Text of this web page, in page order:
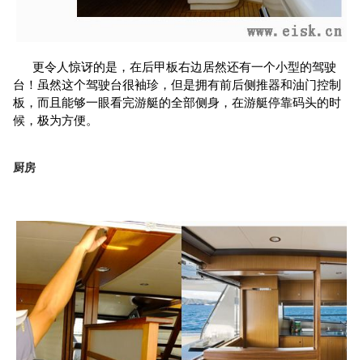
更令人惊讶的是，在后甲板右边居然还有一个小型的驾驶
台！虽然这个驾驶台很袖珍，但是拥有前后侧推器和油门控制
板，而且能够一眼看完游艇的全部侧身，在游艇停靠码头的时
候，极为方便。
厨房